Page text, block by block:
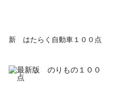
新 はたらく自動車１００点